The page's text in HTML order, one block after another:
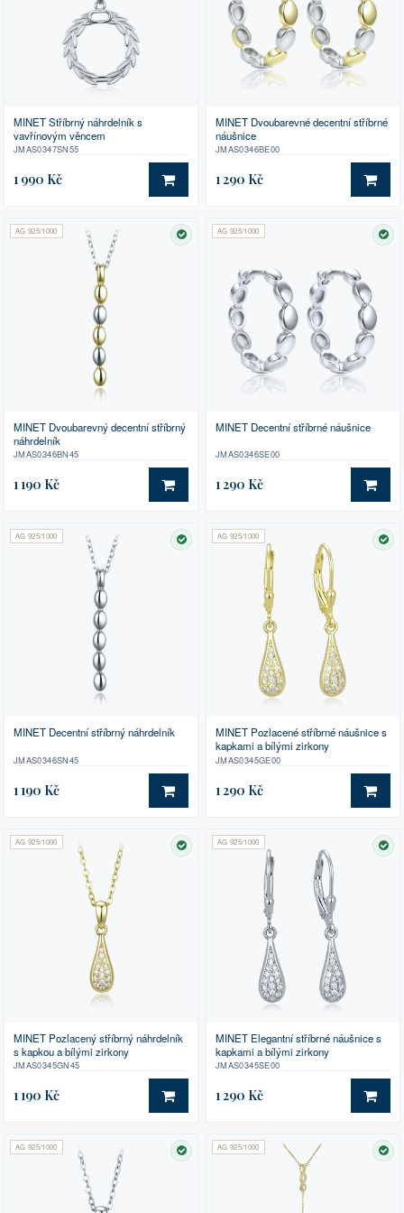
MINET Stříbrný náhrdelník s
vavřínovým věncem
JMAS0347SN55
1 990 Kč DO KOŠÍKU
MINET Dvoubarevné decentní stříbrné
náušnice
JMAS0346BE00
1 290 Kč DO
AG 925/1000
SKLADEM
MINET Dvoubarevný decentní stříbrný
náhrdelník
JMAS0346BN45
1 190 Kč DO KOŠÍKU
AG 925/1000
MINET Decentní stříbrné náušnice
JMAS0346SE00
1 290 Kč DO
AG 925/1000
SKLADEM
MINET Decentní stříbrný náhrdelník
JMAS0346SN45
1 190 Kč DO KOŠÍKU
AG 925/1000
MINET Pozlacené stříbrné náušnice s
kapkami a bílými zirkony
JMAS0345GE00
1 290 Kč DO
AG 925/1000
SKLADEM
MINET Pozlacený stříbrný náhrdelník
s kapkou a bílými zirkony
JMAS0345GN45
1 190 Kč DO KOŠÍKU
AG 925/1000
MINET Elegantní stříbrné náušnice s
kapkami a bílými zirkony
JMAS0345SE00
1 290 Kč DO
AG 925/1000
SKLADEM
AG 925/1000